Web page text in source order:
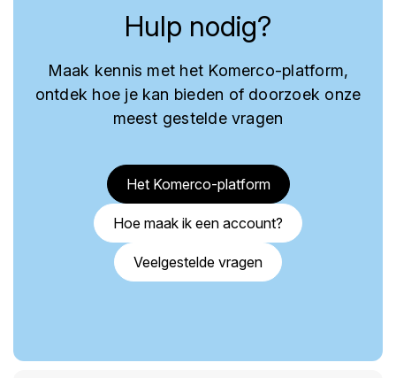
Hulp nodig?
Maak kennis met het Komerco-platform,
ontdek hoe je kan bieden of doorzoek onze
meest gestelde vragen
Het Komerco-platform
Hoe maak ik een account?
Veelgestelde vragen